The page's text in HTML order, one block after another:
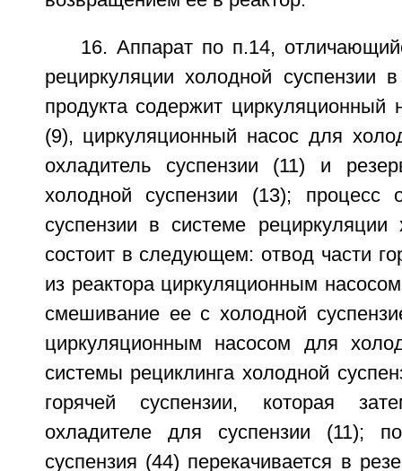
16. Аппарат по п.14,
рециркуляции холодной суспензии
продукта содержит циркуляционный
(9), циркуляционный насос для
охладитель суспензии (11) и
холодной суспензии (13); процесс
суспензии в системе рециркуляции
состоит в следующем: отвод части
из реактора циркуляционным
смешивание ее с холодной
циркуляционным насосом для
системы рециклинга холодной
горячей суспензии, которая
охладителе для суспензии (11);
суспензия (44) перекачивается в